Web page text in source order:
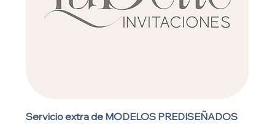
Servicio extra de MODELOS PREDISEÑADOS